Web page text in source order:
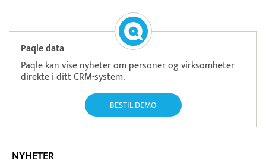
Paqle data
Paqle kan vise nyheter om personer og virksomheter
direkte i ditt CRM-system.
BESTIL DEMO
NYHETER